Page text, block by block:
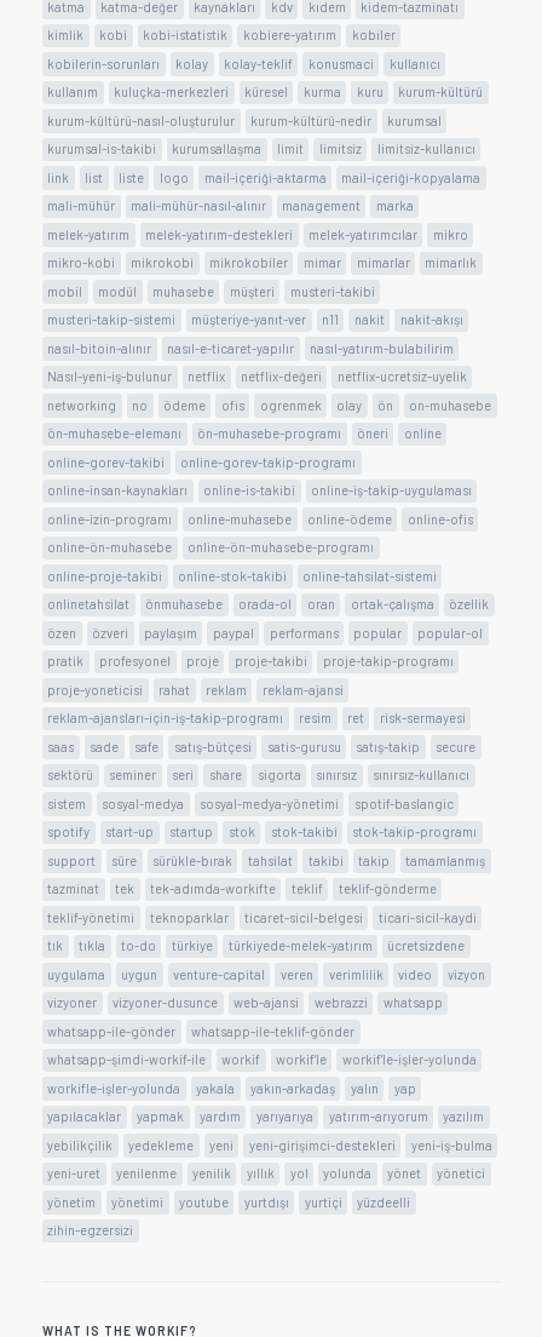
katma
katma-değer kaynakları kdv kıdem
kidem-tazminatı
kimlik
kobi kobi-istatistik kobiere-yatırım
kobiler
kobilerin-sorunları
kolay kolay-teklif konusmaci
kullanıcı
kullanım
kuluçka-merkezleri küresel kurma kuru
kurum-kültürü
kurum-kültürü-nasıl-oluşturulur
kurum-kültürü-nedir
kurumsal
kurumsal-is-takibi
kurumsallaşma limit limitsiz
limitsiz-kullanıcı
link
list liste logo mail-içeriği-aktarma
mail-içeriği-kopyalama
mali-mühür
mali-mühür-nasıl-alınır management
marka
melek-yatırım
melek-yatırım-destekleri melek-yatırımcılar
mikro
mikro-kobi
mikrokobi mikrokobiler mimar mimarlar
mimarlık
mobil
modül muhasebe müşteri
musteri-takibi
musteri-takip-sistemi
müşteriye-yanıt-ver n11 nakit
nakit-akışı
nasıl-bitoin-alınır
nasıl-e-ticaret-yapılır
nasıl-yatırım-bulabilirim
Nasıl-yeni-iş-bulunur
netflix netflix-değeri
netflix-ucretsiz-uyelik
networking
no ödeme ofis ogrenmek olay ön
on-muhasebe
ön-muhasebe-elemanı
ön-muhasebe-programı öneri
online
online-gorev-takibi
online-gorev-takip-programı
online-insan-kaynakları
online-is-takibi
online-iş-takip-uygulaması
online-izin-programı
online-muhasebe online-ödeme
online-ofis
online-ön-muhasebe
online-ön-muhasebe-programı
online-proje-takibi
online-stok-takibi
online-tahsilat-sistemi
onlinetahsilat
önmuhasebe orada-ol oran ortak-çalışma
özellik
özen
özveri paylaşım paypal performans popular
popular-ol
pratik
profesyonel proje proje-takibi
proje-takip-programı
proje-yoneticisi
rahat reklam
reklam-ajansi
reklam-ajansları-için-iş-takip-programı
resim ret
risk-sermayesi
saas
sade safe satış-bütçesi satis-gurusu satış-takip
secure
sektörü
seminer seri share sigorta sınırsız
sınırsız-kullanıcı
sistem
sosyal-medya sosyal-medya-yönetimi
spotif-baslangic
spotify
start-up startup stok stok-takibi
stok-takip-programı
support
süre sürükle-bırak tahsilat takibi takip
tamamlanmış
tazminat
tek tek-adımda-workifte teklif
teklif-gönderme
teklif-yönetimi
teknoparklar ticaret-sicil-belgesi
ticari-sicil-kaydi
tık
tıkla to-do türkiye türkiyede-melek-yatırım
ücretsizdene
uygulama
uygun venture-capital veren verimlilik video
vizyon
vizyoner
vizyoner-dusunce web-ajansi webrazzi
whatsapp
whatsapp-ile-gönder
whatsapp-ile-teklif-gönder
whatsapp-şimdi-workif-ile
workif workif'le
workif'le-işler-yolunda
workifle-işler-yolunda
yakala yakın-arkadaş yalın
yap
yapılacaklar
yapmak yardım yarıyarıya yatırım-arıyorum
yazılım
yebilikçilik
yedekleme yeni yeni-girişimci-destekleri
yeni-iş-bulma
yeni-uret
yenilenme yenilik yıllık yol yolunda yönet
yönetici
yönetim
yönetimi youtube yurtdışı yurtiçi
yüzdeelli
zihin-egzersizi
WHAT IS THE WORKIF?